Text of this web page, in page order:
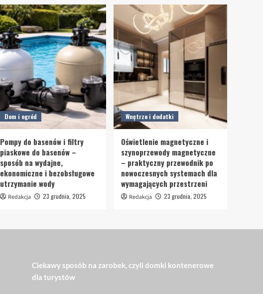
Dom i ogród
Pompy do basenów i filtry
piaskowe do basenów –
sposób na wydajne,
ekonomiczne i bezobsługowe
utrzymanie wody
Redakcja 23 grudnia, 2025
Wnętrze i dodatki
Oświetlenie magnetyczne i
szynoprzewody magnetyczne
– praktyczny przewodnik po
nowoczesnych systemach dla
wymagających przestrzeni
Redakcja 23 grudnia, 2025
Ciekawy sposób na zarobek, czyli domki kontenerowe
dla turystów